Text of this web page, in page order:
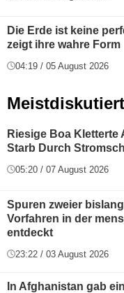
Die Erde ist keine
zeigt ihre wahre Form
04:19 / 05 August 2026
Meistdiskutiert
Riesige Boa Kletterte
Starb Durch
05:20 / 07 August 2026
Spuren zweier
Vorfahren in der
entdeckt
23:22 / 03 August 2026
In Afghanistan gab